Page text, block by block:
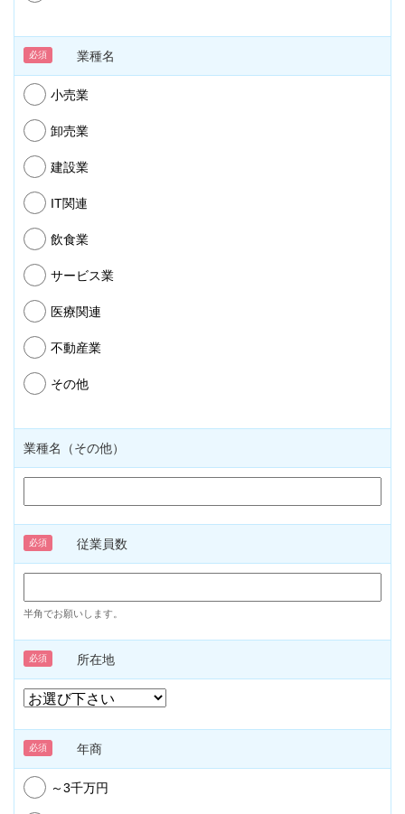
業種名
必須
小売業
卸売業
建設業
IT関連
飲食業
サービス業
医療関連
不動産業
その他
業種名（その他）
従業員数
必須
半角でお願いします。
所在地
必須
年商
必須
～3千万円